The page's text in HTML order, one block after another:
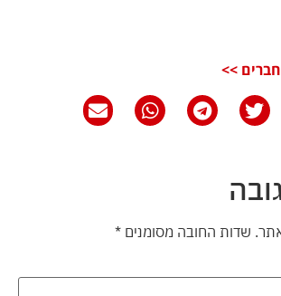
>>
שדות החובה מסומנים *